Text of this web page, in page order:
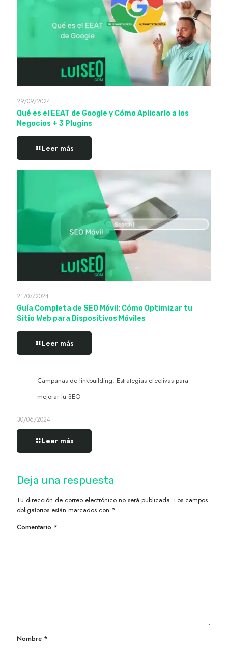
29/09/2024
Qué es el EEAT de Google y Cómo Aplicarlo a los
Negocios + 3 Plugins
Leer más
21/07/2024
Guía Completa de SEO Móvil: Cómo Optimizar tu
Sitio Web para Dispositivos Móviles
Leer más
Campañas de linkbuilding: Estrategias efectivas para
mejorar tu SEO
30/06/2024
Leer más
Deja una respuesta
Tu dirección de correo electrónico no será publicada. Los campos
obligatorios están marcados con *
Comentario *
Nombre *